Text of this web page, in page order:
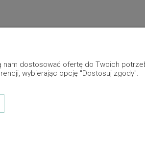
dostosować ofertę do Twoich
wybierając opcję "Dostosuj zgody".